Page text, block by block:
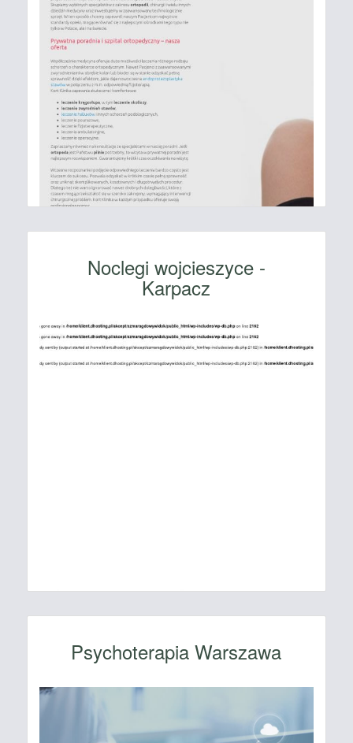
Noclegi wojcieszyce -
Karpacz
Psychoterapia Warszawa